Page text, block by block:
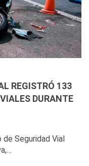
REGISTRÓ 133
DURANTE
Seguridad Vial